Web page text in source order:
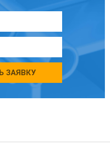
ЗАЯВКУ